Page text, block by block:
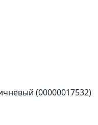
(00000017532)